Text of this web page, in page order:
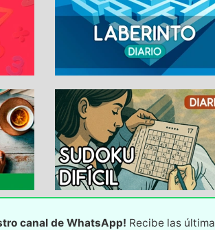
canal de WhatsApp! Recibe las